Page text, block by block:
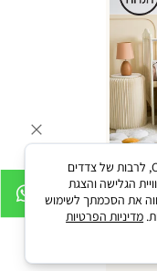
סט מצעים למיטת תינוק/מעבר 100%
בז'
לידיעתך, באתרנו נעשה שימוש בקבצי Cookies, לרבות של צדדים
הגלישה והצגת
את הסכמתך לשימוש
מדיניות הפרטיות